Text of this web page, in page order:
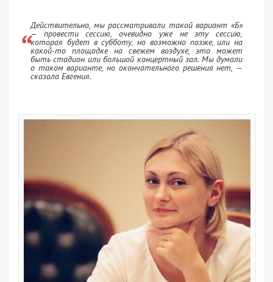
Действительно, мы рассматривали такой вариант «Б»
— провести сессию, очевидно уже не эту сессию,
которая будет в субботу, но возможно позже, или на
какой-то площадке на свежем воздухе, это может
быть стадион или большой концертный зал. Мы думали
о таком варианте, но окончательного решения нет, —
сказала Евгения.